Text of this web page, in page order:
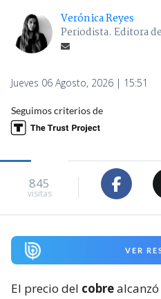
Verónica Reyes
Periodista. Editora
Jueves 06 Agosto, 2026 | 15:51
Seguimos criterios de
845
visitas
VER
El precio del cobre